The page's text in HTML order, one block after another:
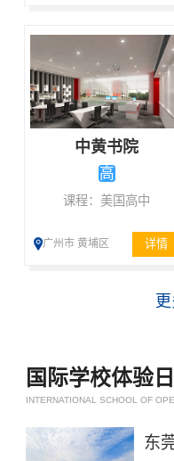
中黄书院
高
课程：美国高中
广州市 黄埔区 详情
国际学校体验日
INTERNATIONAL SCHOOL OF
东